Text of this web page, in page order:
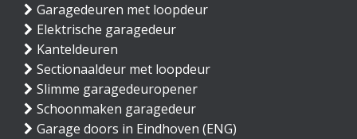
Garagedeuren met loopdeur
Elektrische garagedeur
Kanteldeuren
Sectionaaldeur met loopdeur
Slimme garagedeuropener
Schoonmaken garagedeur
Garage doors in Eindhoven (ENG)